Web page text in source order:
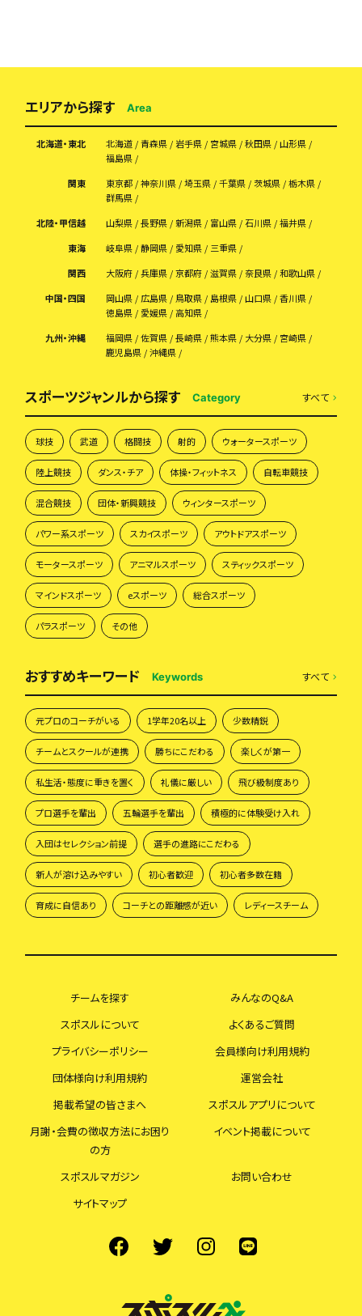
エリアから探す Area
北海道・東北 北海道 青森県 岩手県 宮城県 秋田県
山形県
福島県
関東
東京都 神奈川県 埼玉県 千葉県 茨城県
栃木県
群馬県
北陸・甲信越
山梨県 長野県 新潟県 富山県 石川県
福井県
東海
岐阜県 静岡県 愛知県
三重県
関西
大阪府 兵庫県 京都府 滋賀県 奈良県
和歌山県
中国・四国
岡山県 広島県 鳥取県 島根県 山口県
香川県
徳島県
愛媛県
高知県
九州・沖縄
福岡県 佐賀県 長崎県 熊本県 大分県
宮崎県
鹿児島県
沖縄県
スポーツジャンルから探す Category すべて
球技 武道 格闘技 射的 ウォータースポーツ
陸上競技 ダンス・チア 体操・フィットネス 自転車競技
混合競技 団体・新興競技 ウィンタースポーツ
パワー系スポーツ スカイスポーツ アウトドアスポーツ
モータースポーツ アニマルスポーツ スティックスポーツ
マインドスポーツ eスポーツ 総合スポーツ
パラスポーツ その他
おすすめキーワード Keywords すべて
元プロのコーチがいる 1学年20名以上 少数精鋭
チームとスクールが連携 勝ちにこだわる 楽しくが第一
私生活・態度に重きを置く 礼儀に厳しい 飛び級制度あり
プロ選手を輩出 五輪選手を輩出 積極的に体験受け入れ
入団はセレクション前提 選手の進路にこだわる
新人が溶け込みやすい 初心者歓迎 初心者多数在籍
育成に自信あり コーチとの距離感が近い レディースチーム
チームを探す
みんなのQ&A
スポスルについて
よくあるご質問
プライバシーポリシー
会員様向け利用規約
団体様向け利用規約
運営会社
掲載希望の皆さまへ
スポスルアプリについて
月謝・会費の徴収方法にお困り
の方
イベント掲載について
スポスルマガジン
お問い合わせ
サイトマップ